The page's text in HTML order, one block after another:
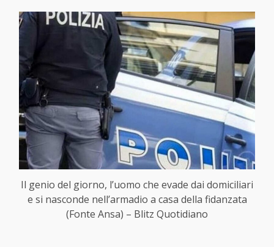
Il genio del giorno, l’uomo che evade dai domiciliari
e si nasconde nell’armadio a casa della fidanzata
(Fonte Ansa) – Blitz Quotidiano